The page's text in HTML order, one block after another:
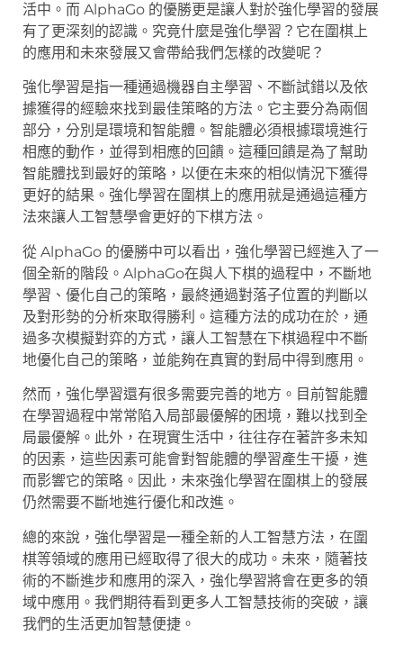
活中。而 AlphaGo 的優勝更是讓人對於強化學習的發展
有了更深刻的認識。究竟什麼是強化學習？它在圍棋上
的應用和未來發展又會帶給我們怎樣的改變呢？
強化學習是指一種通過機器自主學習、不斷試錯以及依
據獲得的經驗來找到最佳策略的方法。它主要分為兩個
部分，分別是環境和智能體。智能體必須根據環境進行
相應的動作，並得到相應的回饋。這種回饋是為了幫助
智能體找到最好的策略，以便在未來的相似情況下獲得
更好的結果。強化學習在圍棋上的應用就是通過這種方
法來讓人工智慧學會更好的下棋方法。
從 AlphaGo 的優勝中可以看出，強化學習已經進入了一
個全新的階段。AlphaGo在與人下棋的過程中，不斷地
學習、優化自己的策略，最終通過對落子位置的判斷以
及對形勢的分析來取得勝利。這種方法的成功在於，通
過多次模擬對弈的方式，讓人工智慧在下棋過程中不斷
地優化自己的策略，並能夠在真實的對局中得到應用。
然而，強化學習還有很多需要完善的地方。目前智能體
在學習過程中常常陷入局部最優解的困境，難以找到全
局最優解。此外，在現實生活中，往往存在著許多未知
的因素，這些因素可能會對智能體的學習產生干擾，進
而影響它的策略。因此，未來強化學習在圍棋上的發展
仍然需要不斷地進行優化和改進。
總的來說，強化學習是一種全新的人工智慧方法，在圍
棋等領域的應用已經取得了很大的成功。未來，隨著技
術的不斷進步和應用的深入，強化學習將會在更多的領
域中應用。我們期待看到更多人工智慧技術的突破，讓
我們的生活更加智慧便捷。